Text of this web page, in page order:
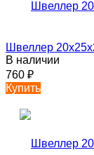
Швеллер
В наличии
760 ₽
Купить